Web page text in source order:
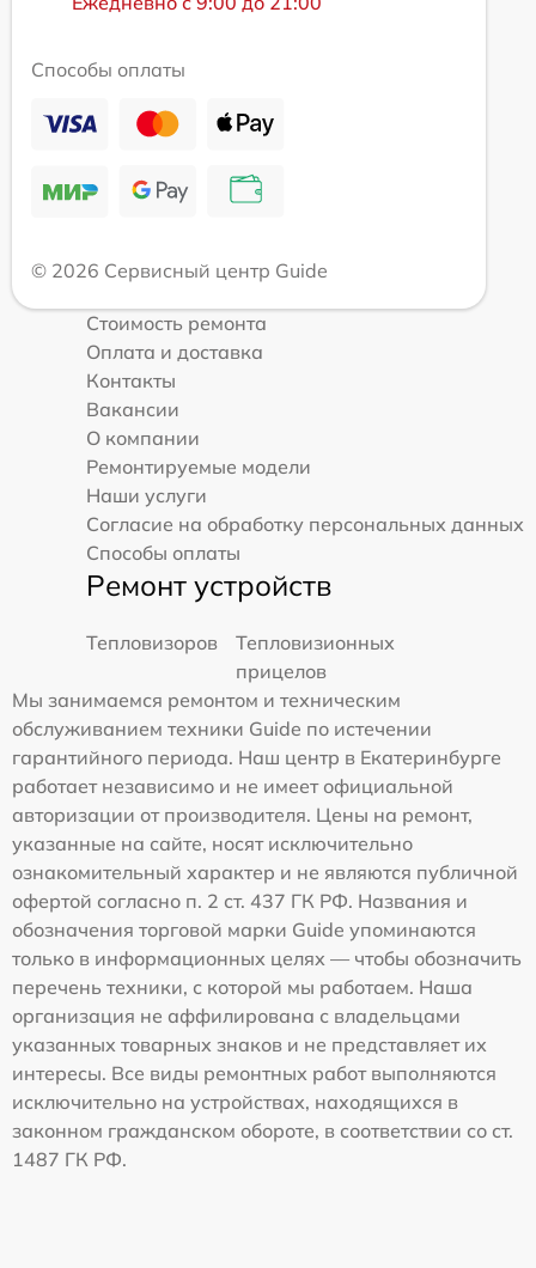
Способы оплаты
© 2026 Сервисный центр Guide
Стоимость ремонта
Оплата и доставка
Контакты
Вакансии
О компании
Ремонтируемые модели
Наши услуги
Согласие на обработку персональных данных
Способы оплаты
Ремонт устройств
Тепловизоров
Тепловизионных
прицелов
Мы занимаемся ремонтом и техническим
обслуживанием техники Guide по истечении
гарантийного периода. Наш центр в Екатеринбурге
работает независимо и не имеет официальной
авторизации от производителя. Цены на ремонт,
указанные на сайте, носят исключительно
ознакомительный характер и не являются публичной
офертой согласно п. 2 ст. 437 ГК РФ. Названия и
обозначения торговой марки Guide упоминаются
только в информационных целях — чтобы обозначить
перечень техники, с которой мы работаем. Наша
организация не аффилирована с владельцами
указанных товарных знаков и не представляет их
интересы. Все виды ремонтных работ выполняются
исключительно на устройствах, находящихся в
законном гражданском обороте, в соответствии со ст.
1487 ГК РФ.